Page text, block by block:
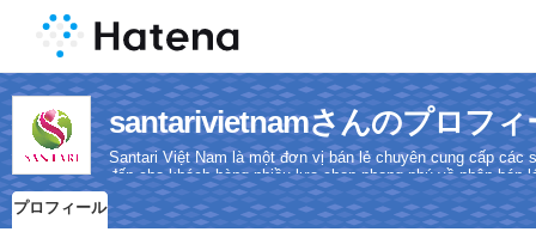
santarivietnamさんのプロフィ
Santari Việt Nam là một đơn vị bán lẻ chuyên cung cấp các
đến cho khách hàng nhiều lựa chọn phong phú về phân
chế phẩm sinh học.
プロフィール